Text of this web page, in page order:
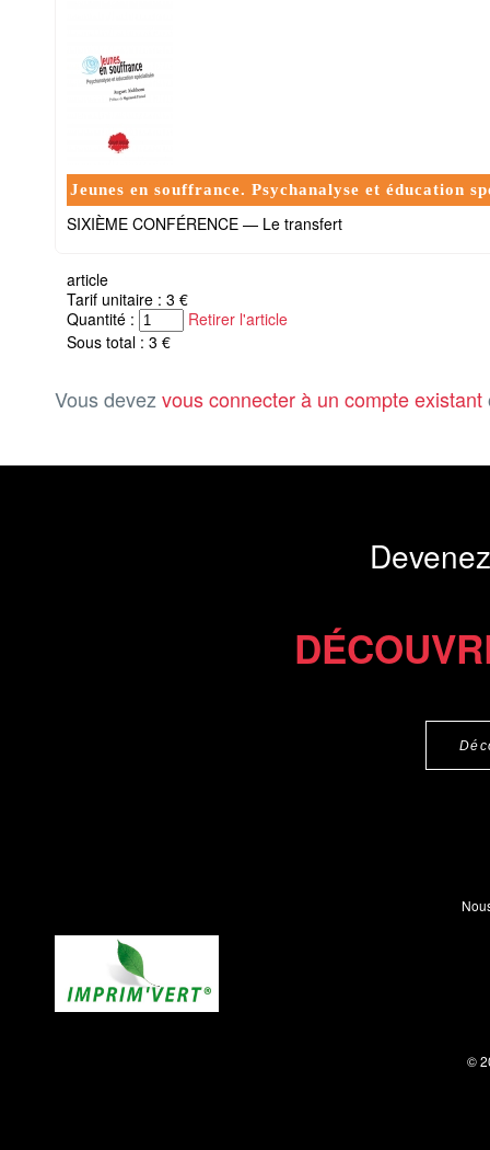
Jeunes en souffrance. Psychanalyse et éducation
SIXIÈME CONFÉRENCE — Le transfert
article
Tarif unitaire : 3 €
Quantité :
Retirer l'article
Sous total : 3 €
Vous devez vous connecter à un compte existant
©